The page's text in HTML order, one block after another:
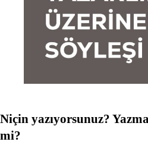
Niçin yazıyorsunuz?
mi?